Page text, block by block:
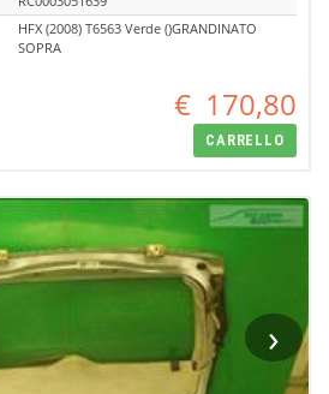
HFX (2008) T6563 Verde ()GRANDINATO
SOPRA
€ 170,80
CARRELLO
›